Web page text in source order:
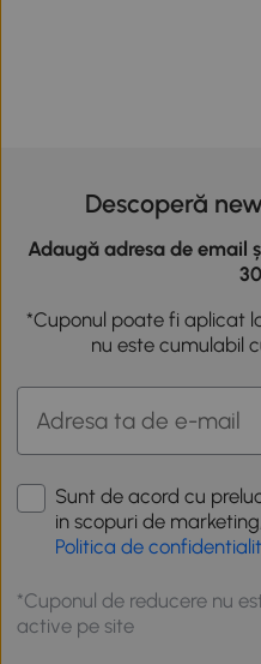
Descoperă
Adaugă adresa de email
*Cuponul poate fi aplicat
nu este cumulabil
Sunt de acord cu
in scopuri de
Politica de
*Cuponul de reducere nu
active pe site